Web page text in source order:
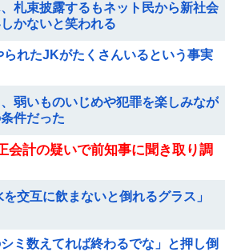
、札束披露するもネット民から新社会
かないと笑われる
られたJKがたくさんいるという事実
弱いものいじめや犯罪を楽しみなが
件だった
会計の疑いで前知事に聞き取り調
を交互に飲まないと倒れるグラス」
ミ数えてれば終わるでな」と押し倒